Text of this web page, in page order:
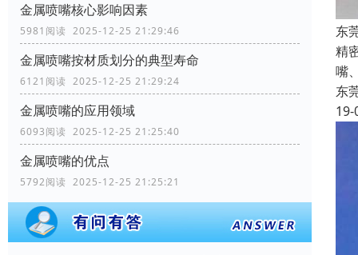
金属喷嘴核心影响因素
5981阅读 2025-12-25 21:29:46
金属喷嘴按材质划分的典型寿命
6121阅读 2025-12-25 21:29:24
金属喷嘴的应用领域
6093阅读 2025-12-25 21:25:40
金属喷嘴的优点
5792阅读 2025-12-25 21:25:21
东
精
嘴
东
19-